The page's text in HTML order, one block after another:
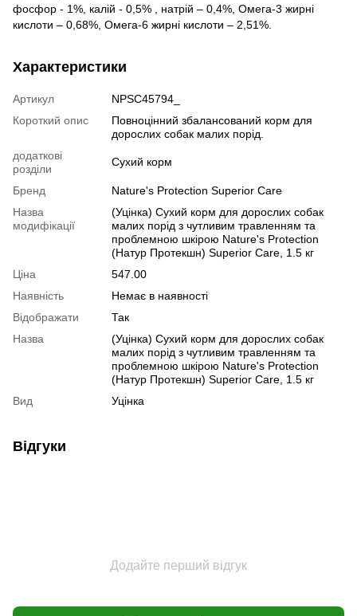
фосфор - 1%, калій - 0,5% , натрій – 0,4%, Омега-3 жирні
кислоти – 0,68%, Омега-6 жирні кислоти – 2,51%.
Характеристики
Артикул
NPSC45794_
Короткий опис
Повноцінний збалансований корм для
дорослих собак малих порід.
додаткові
розділи
Сухий корм
Бренд
Nature's Protection Superior Care
Назва
модифікації
(Уцінка) Сухий корм для дорослих собак
малих порід з чутливим травленням та
проблемною шкірою Nature's Protection
(Натур Протекшн) Superior Care, 1.5 кг
Ціна
547.00
Наявність
Немає в наявності
Відображати
Так
Назва
(Уцінка) Сухий корм для дорослих собак
малих порід з чутливим травленням та
проблемною шкірою Nature's Protection
(Натур Протекшн) Superior Care, 1.5 кг
Вид
Уцінка
Відгуки
Додайте перший відгук